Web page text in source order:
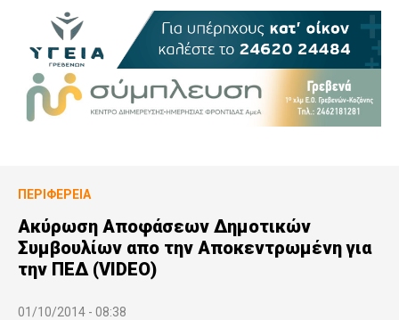
ΠΕΡΙΦΈΡΕΙΑ
Ακύρωση Αποφάσεων Δημοτικών
Συμβουλίων απο την Αποκεντρωμένη για
την ΠΕΔ (VIDEO)
01/10/2014 - 08:38